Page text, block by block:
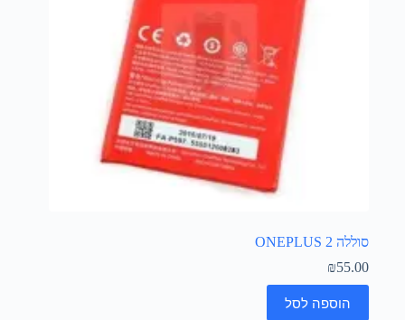
סוללה ONEPLUS 2
₪55.00
הוספה לסל